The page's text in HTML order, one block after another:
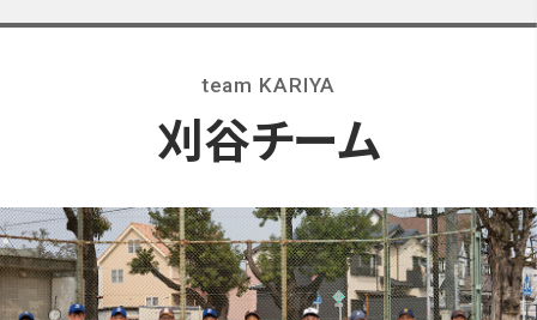
team KARIYA
刈谷チーム